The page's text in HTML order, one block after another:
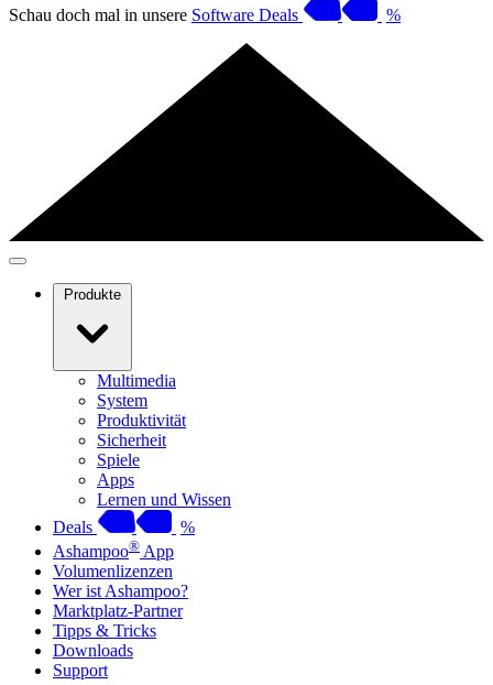
Schau doch mal in unsere Software Deals %
Produkte
Multimedia
System
Produktivität
Sicherheit
Spiele
Apps
Lernen und Wissen
Deals
%
Ashampoo® App
Volumenlizenzen
Wer ist Ashampoo?
Marktplatz-Partner
Tipps & Tricks
Downloads
Support